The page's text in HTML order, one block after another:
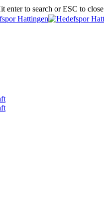
enter to search or ESC to close